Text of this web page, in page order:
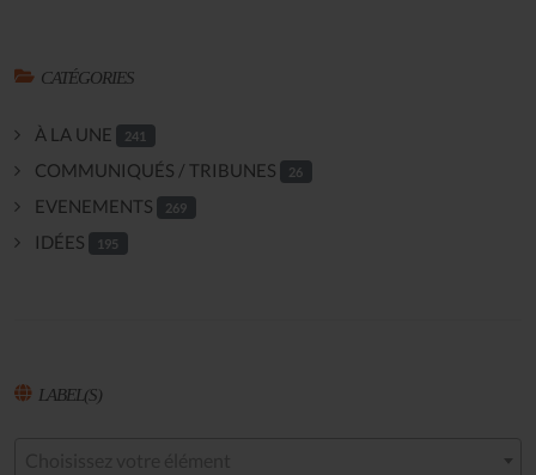
CATÉGORIES
À LA UNE 241
COMMUNIQUÉS / TRIBUNES 26
EVENEMENTS 269
IDÉES 195
LABEL(S)